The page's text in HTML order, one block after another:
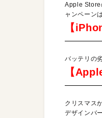
Apple Store
ャンペーン
【
バッテリの
【
クリスマス
デザインバ